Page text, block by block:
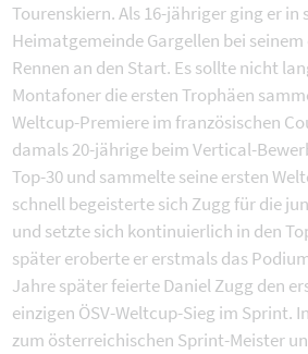
Tourenskiern. Als 16-jähriger ging er in
Heimatgemeinde Gargellen bei
Rennen an den Start. Es sollte nicht
Montafoner die ersten Trophäen
Weltcup-Premiere im französischen
damals 20-jährige beim Vertical-
Top-30 und sammelte seine ersten
schnell begeisterte sich Zugg für die
und setzte sich kontinuierlich in den
später eroberte er erstmals das
Jahre später feierte Daniel Zugg den
einzigen ÖSV-Weltcup-Sieg im Sprint.
zum österreichischen Sprint-Meister